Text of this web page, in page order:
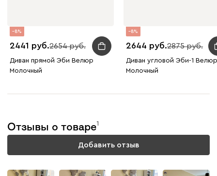
Виридис Клэй Мустард Оранж
Букле
8
2441 2654
Диван прямой Эби Велюр
Молочный
8
2644 2875
Диван угловой Эби-1 Велюр
Молочный
Отзывы о товаре1
Добавить отзыв